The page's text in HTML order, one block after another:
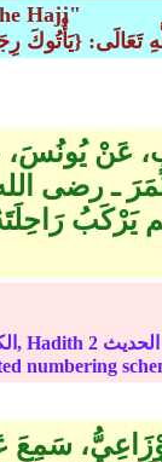
Hajj"
تَعَالَى:
عَنْ
ـ رضى
الكتاب, Hadith 2
الأَوْزَاعِيُّ،